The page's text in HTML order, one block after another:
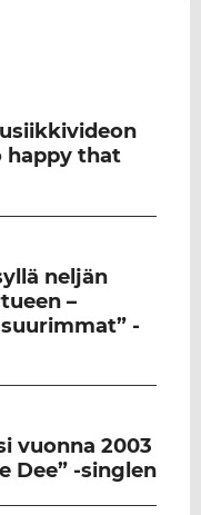
happy that
neljän
–
-
vuonna 2003
Dee” -singlen